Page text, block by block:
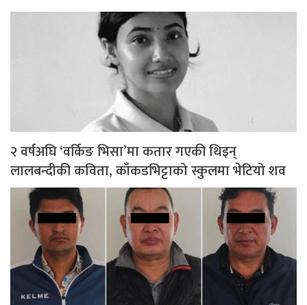
२ वर्षअघि ‘वर्किङ भिसा’मा कतार गएकी थिइन्
लालबन्दीकी कविता, काँकडभिट्टाको स्कुलमा भेटियो शव